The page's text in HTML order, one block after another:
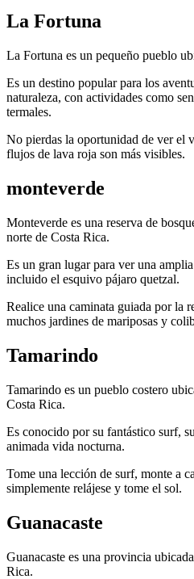
La Fortuna
La Fortuna es un pequeño pueblo
Es un destino popular para los
naturaleza, con actividades como
termales.
No pierdas la oportunidad de ver el
flujos de lava roja son más visibles.
monteverde
Monteverde es una reserva de
norte de Costa Rica.
Es un gran lugar para ver una
incluido el esquivo pájaro quetzal.
Realice una caminata guiada por la
muchos jardines de mariposas y
Tamarindo
Tamarindo es un pueblo costero
Costa Rica.
Es conocido por su fantástico surf,
animada vida nocturna.
Tome una lección de surf, monte a
simplemente relájese y tome el sol.
Guanacaste
Guanacaste es una provincia
Rica.